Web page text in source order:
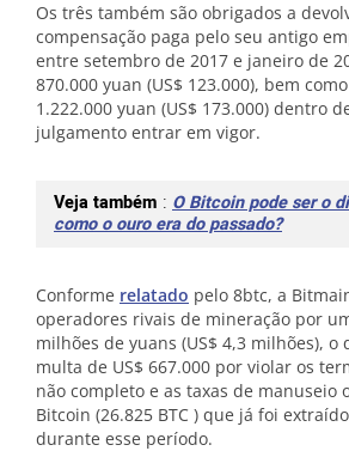
Os três também são obrigados a
compensação paga pelo seu antigo
entre setembro de 2017 e janeiro de
870.000 yuan (US$ 123.000), bem
1.222.000 yuan (US$ 173.000) dentro
julgamento entrar em vigor.
Veja também : O Bitcoin pode ser o
como o ouro era do passado?
Conforme relatado pelo 8btc, a
operadores rivais de mineração por
milhões de yuans (US$ 4,3 milhões),
multa de US$ 667.000 por violar os
não completo e as taxas de manuseio
Bitcoin (26.825 BTC ) que já foi
durante esse período.